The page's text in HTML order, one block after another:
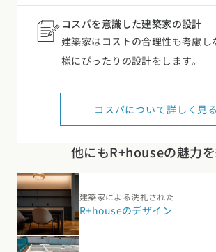
コスパを意識した建築家の設計
建築家はコストの合理性も考慮し
様にぴったりの設計をします。
コスパについて詳しく見る
他にもR+houseの魅力
建築家による洗礼された
R+houseのデザイン